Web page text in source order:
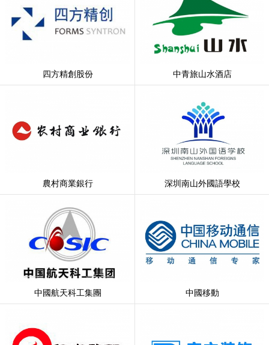
四方精創股份 中青旅山水酒店
農村商業銀行 深圳南山外國語學校
中國航天科工集團 中國移動